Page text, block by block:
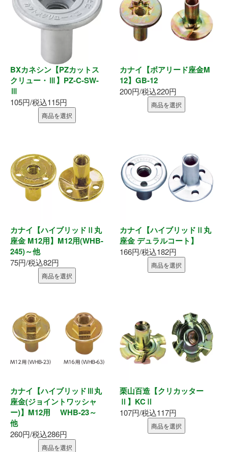
内装部材
物干し
換気部材
通気部材
外装部材
アルミ型材
外構部材
表札
ポスト
現場用品
充電工具
エアー工具
電動工具
電動工具刃物
電動工具アクセサリ
BXカネシン【PZカットス
クリュー・Ⅲ】PZ-C-SW-
Ⅲ
105円/税込115円
商品を選択
カナイ【ボアリード座金M
12】GB-12
200円/税込220円
商品を選択
カナイ【ハイブリッドⅡ丸
座金 M12用】M12用(WHB-
245)～他
75円/税込82円
商品を選択
カナイ【ハイブリッドⅡ丸
座金 デュラルコート】
166円/税込182円
商品を選択
カナイ【ハイブリッドⅢ丸
座金(ジョイントワッシャ
ー)】M12用 WHB-23～
他
260円/税込286円
商品を選択
栗山百造【クリカッター
Ⅱ】KCⅡ
107円/税込117円
商品を選択